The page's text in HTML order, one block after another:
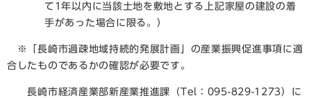
て1年以内に当該土地を敷地とする上記家屋の建設の着
手があった場合に限る。）
※「長崎市過疎地域持続的発展計画」の産業振興促進事項に適
合したものであるかの確認が必要です。
長崎市経済産業部新産業推進課（Tel：095-829-1273）に